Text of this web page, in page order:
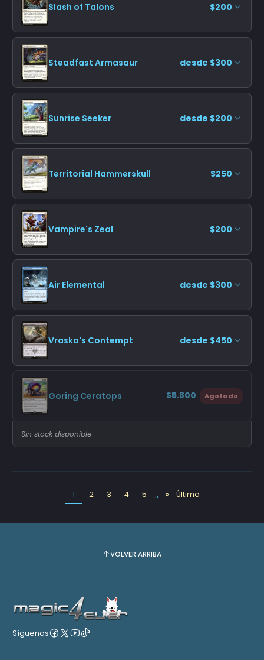
Slash of Talons $200
Steadfast Armasaur desde $300
Sunrise Seeker desde $200
Territorial Hammerskull $250
Vampire's Zeal $200
Air Elemental desde $300
Vraska's Contempt desde $450
Goring Ceratops $5.800 Agotado
Sin stock disponible
1 2 3 4 5 ... » Último
VOLVER ARRIBA
Síguenos